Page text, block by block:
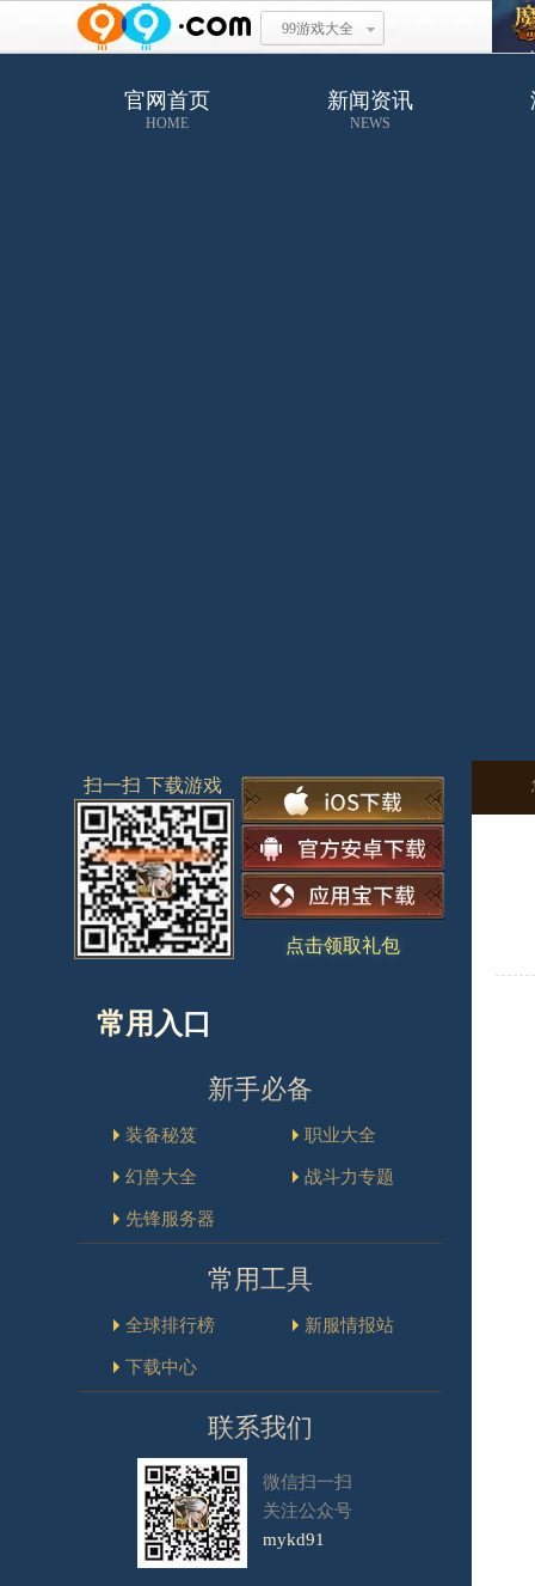
99游戏大全
官网首页
HOME
新闻资讯
NEWS
扫一扫 下载游戏
点击领取礼包
常用入口
新手必备
装备秘笈 职业大全
幻兽大全 战斗力专题
先锋服务器
常用工具
全球排行榜 新服情报站
下载中心
联系我们
微信扫一扫
关注公众号
mykd91